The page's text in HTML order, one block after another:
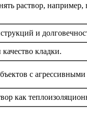
раствор,
и
кладки.
с агрессивными
как